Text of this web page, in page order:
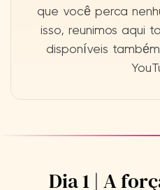
que você perca
isso, reunimos aqui
disponíveis
Dia 1 | A